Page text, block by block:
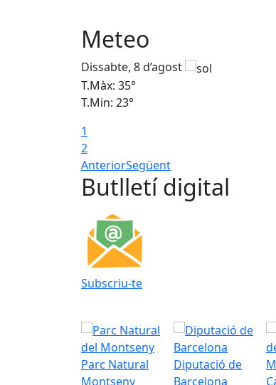
Meteo
Dissabte, 8 d’agost
T.Màx: 35°
T.Min: 23°
1
2
AnteriorSegüent
Butlletí digital
Subscriu-te
Parc Natural
Montseny
Diputació de
Barcelona